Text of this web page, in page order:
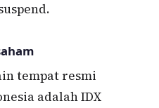
tempat resmi
adalah IDX